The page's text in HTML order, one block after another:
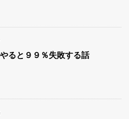
ると９９％失敗する話